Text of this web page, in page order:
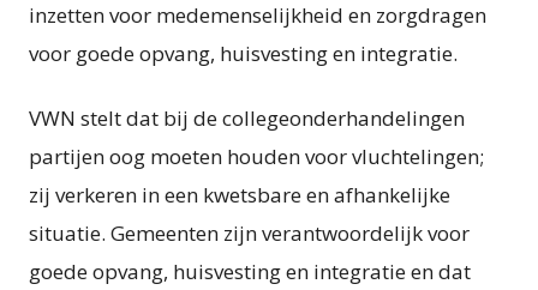
inzetten voor medemenselijkheid en zorgdragen
voor goede opvang, huisvesting en integratie.
VWN stelt dat bij de collegeonderhandelingen
partijen oog moeten houden voor vluchtelingen;
zij verkeren in een kwetsbare en afhankelijke
situatie. Gemeenten zijn verantwoordelijk voor
goede opvang, huisvesting en integratie en dat